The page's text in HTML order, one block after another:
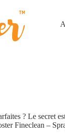
? Le secret
Fineclean –